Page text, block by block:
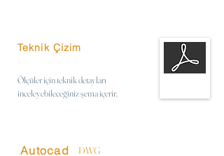
Teknik Çizim
Ölçüler için teknik detayları
inceleyebileceğiniz şema içerir.
Autocad DWG